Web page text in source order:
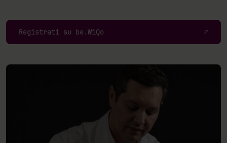
Registrati su be.WiQo